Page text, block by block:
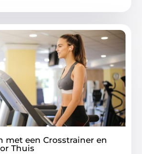
met een Crosstrainer en
Thuis